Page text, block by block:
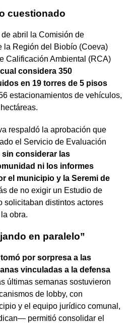
cuestionado
abril la Comisión de
la Región del Biobío (Coeva)
Calificación Ambiental (RCA)
considera 350
en 19 torres de 5 pisos
estacionamientos de vehículos,
respaldó la aprobación que
el Servicio de Evaluación
sin considerar las
ni los informes
el municipio y la Seremi de
de no exigir un Estudio de
solicitaban distintos actores
obra.
en paralelo”
por sorpresa a las
vinculadas a la defensa
últimas semanas sostuvieron
de lobby, con
y el equipo jurídico comunal,
permitió consolidar el